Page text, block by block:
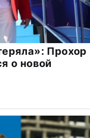
Прохор
о новой